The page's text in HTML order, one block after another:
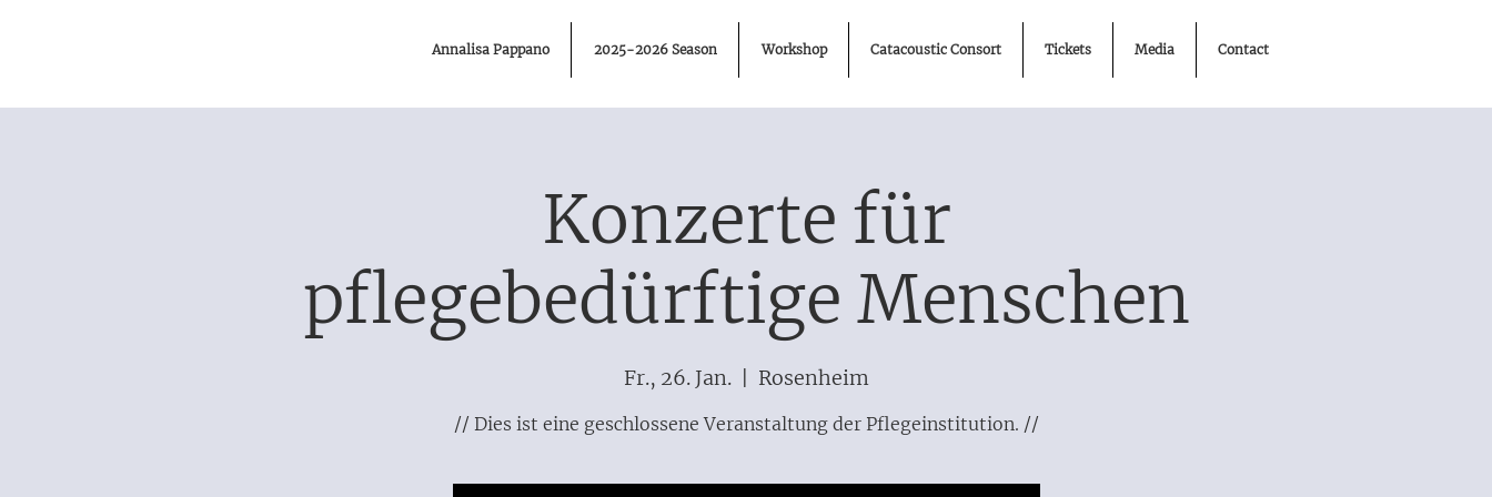
Konzerte für
pflegebedürftige Menschen
Fr., 26. Jan.
  |
Rosenheim
// Dies ist eine geschlossene Veranstaltung der Pflegeinstitution. //
Annalisa Pappano 2025-2026 Season Workshop Catacoustic Consort Tickets Media Contact